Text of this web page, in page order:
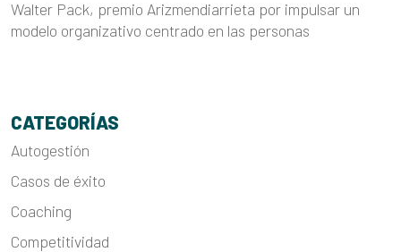
Walter Pack, premio Arizmendiarrieta por impulsar un
modelo organizativo centrado en las personas
CATEGORÍAS
Autogestión
Casos de éxito
Coaching
Competitividad